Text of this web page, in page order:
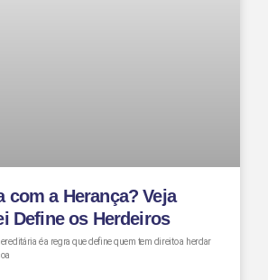
com a Herança? Veja
Define os Herdeiros
é a regra que define quem tem direito a herdar